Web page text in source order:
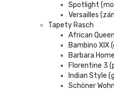
Spotlight
Versailles
Tapety Rasch
African
Bambino XIX
Barbara
Florentine 3
Indian Style
Schöner